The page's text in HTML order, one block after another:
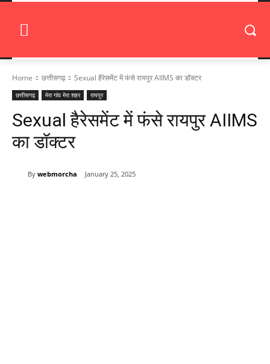
Home छत्तीसगढ़ Sexual हैरेसमेंट में फंसे रायपुर AIIMS का डॉक्टर
छत्तीसगढ़ मेरा गांव मेरा शहर रायपुर
Sexual हैरेसमेंट में फंसे रायपुर AIIMS
का डॉक्टर
By webmorcha January 25, 2025